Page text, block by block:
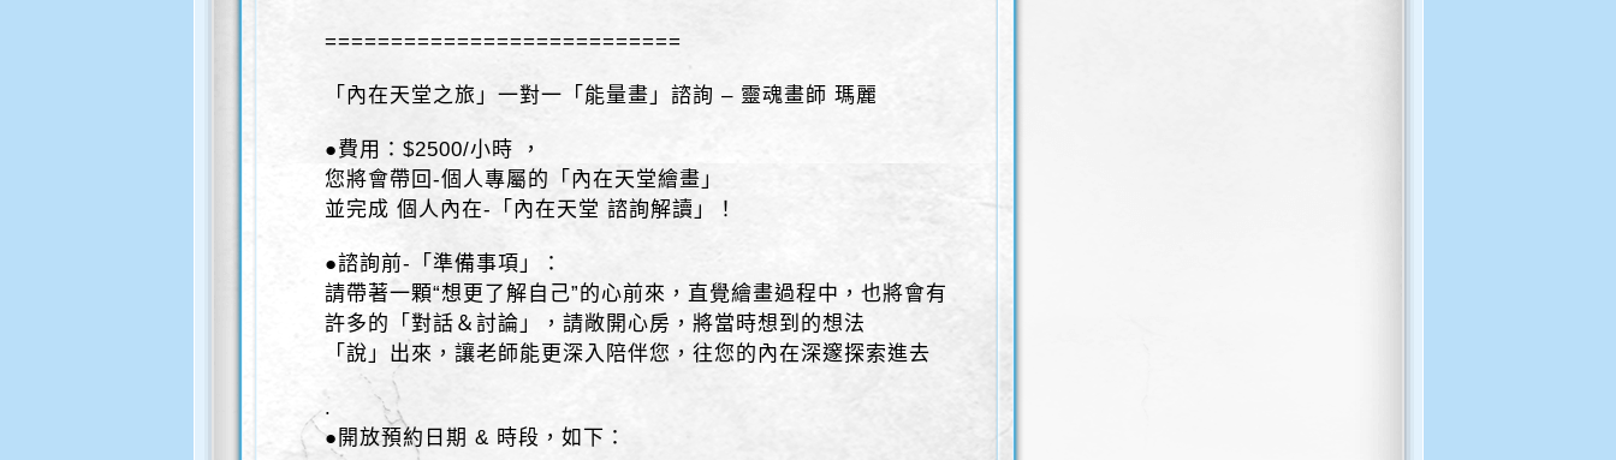
===========================
「內在天堂之旅」一對一「能量畫」諮詢 – 靈魂畫師 瑪麗
●費用：$2500/小時 ，
您將會帶回-個人專屬的「內在天堂繪畫」
並完成 個人內在-「內在天堂 諮詢解讀」！
●諮詢前-「準備事項」：
請帶著一顆“想更了解自己”的心前來，直覺繪畫過程中，也將會有
許多的「對話＆討論」，請敞開心房，將當時想到的想法
「說」出來，讓老師能更深入陪伴您，往您的內在深邃探索進去
.
●開放預約日期 & 時段，如下：